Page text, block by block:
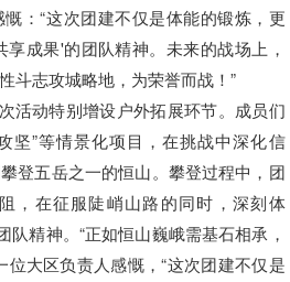
：“这次团建不仅是体能的锻炼，更
成果'的团队精神。未来的战场上，
斗志攻城略地，为荣誉而战！”
活动特别增设户外拓展环节。成员们
坚”等情景化项目，在挑战中深化信
登五岳之一的恒山。攀登过程中，团
，在征服陡峭山路的同时，深刻体
队精神。“正如恒山巍峨需基石相承，
位大区负责人感慨，“这次团建不仅是